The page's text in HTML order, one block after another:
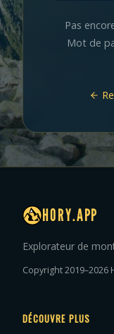
Pas
Mot de
HORY.APP
Explorateur de
Copyright 2019–2026
DÉCOUVRE PLUS